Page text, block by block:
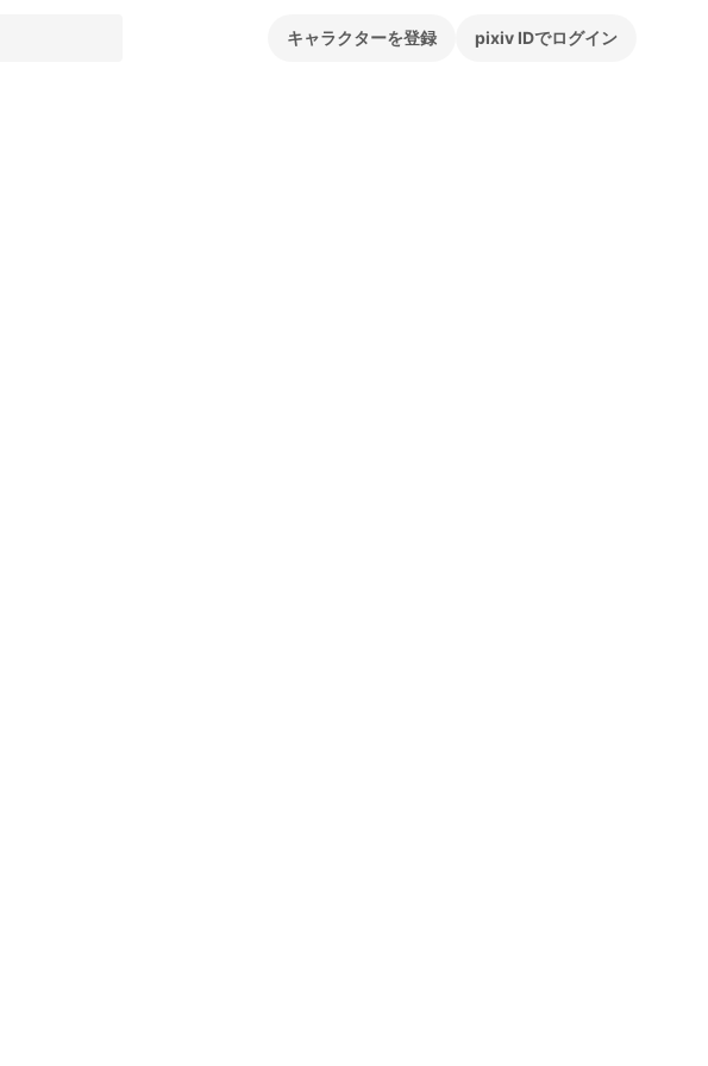
キャラクターを登録 pixiv IDでログイン